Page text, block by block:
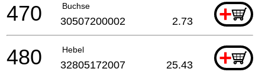
Buchse +
470 30507200002 2.73
Hebel +
480 32805172007 25.43